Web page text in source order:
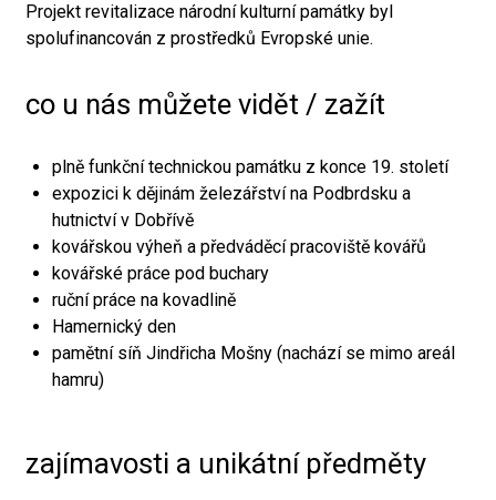
Projekt revitalizace národní kulturní památky byl
spolufinancován z prostředků Evropské unie.
co u nás můžete vidět / zažít
plně funkční technickou památku z konce 19. století
expozici k dějinám železářství na Podbrdsku a
hutnictví v Dobřívě
kovářskou výheň a předváděcí pracoviště kovářů
kovářské práce pod buchary
ruční práce na kovadlině
Hamernický den
pamětní síň Jindřicha Mošny (nachází se mimo areál
hamru)
zajímavosti a unikátní předměty